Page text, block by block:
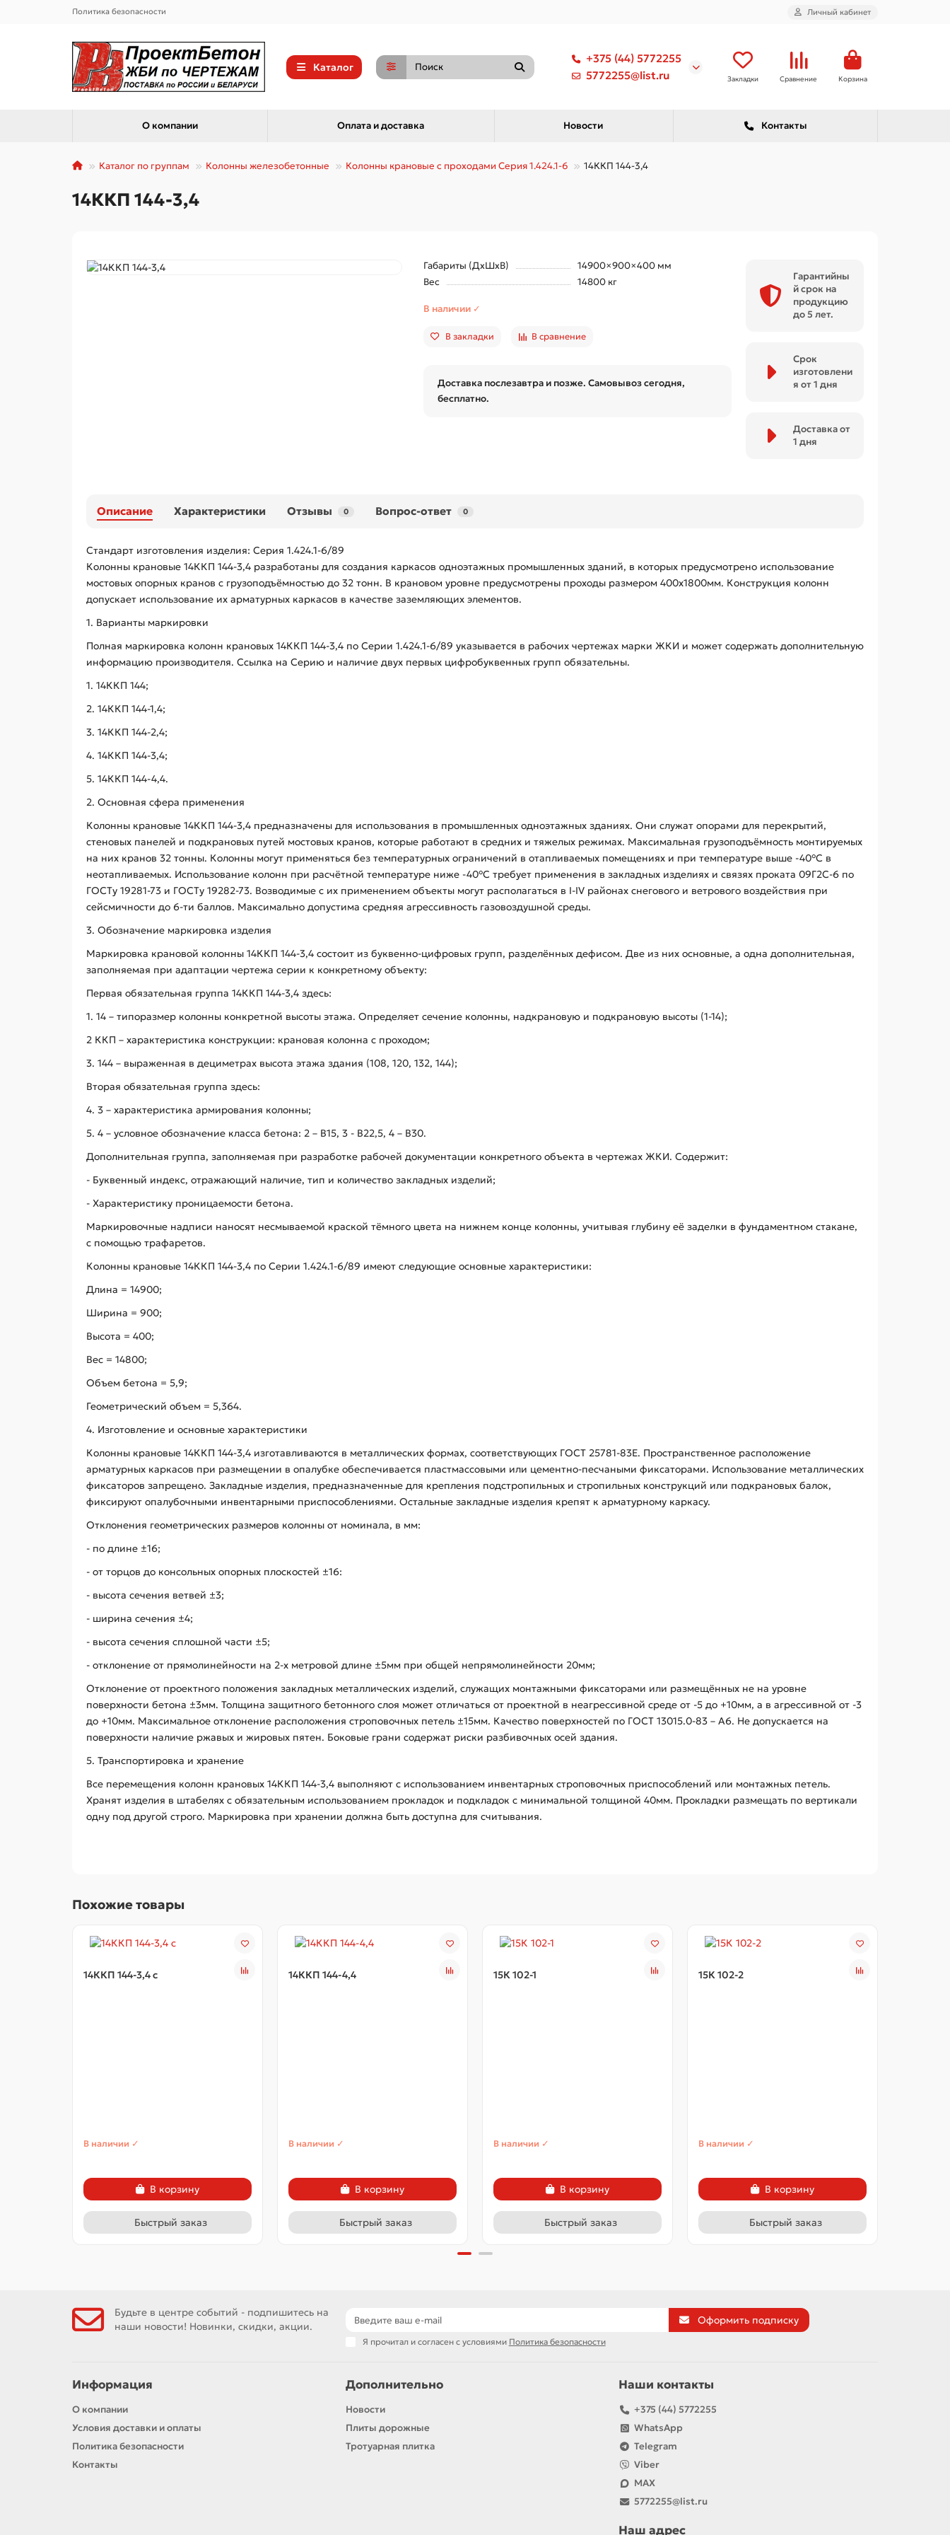
Политика безопасности Личный кабинет
Каталог
+375 (44) 5772255
5772255@list.ru
Закладки Сравнение Корзина
О компании Оплата и доставка Новости Контакты
Каталог по группам Колонны железобетонные Колонны крановые с проходами Серия 1.424.1-6 14ККП 144-3,4
14ККП 144-3,4
Габариты (ДхШхВ)
14900×900×400 мм
Вес
14800 кг
В наличии ✓
В закладки В сравнение
Доставка послезавтра и позже. Самовывоз сегодня,
бесплатно.
Гарантийны
й срок на
продукцию
до 5 лет.
Срок
изготовлени
я от 1 дня
Доставка от
1 дня
Описание Характеристики Отзывы 0 Вопрос-ответ 0
Стандарт изготовления изделия: Серия 1.424.1-6/89
Колонны крановые 14ККП 144-3,4 разработаны для создания каркасов одноэтажных промышленных зданий, в которых предусмотрено использование
мостовых опорных кранов с грузоподъёмностью до 32 тонн. В крановом уровне предусмотрены проходы размером 400х1800мм. Конструкция колонн
допускает использование их арматурных каркасов в качестве заземляющих элементов.
1. Варианты маркировки
Полная маркировка колонн крановых 14ККП 144-3,4 по Серии 1.424.1-6/89 указывается в рабочих чертежах марки ЖКИ и может содержать дополнительную
информацию производителя. Ссылка на Серию и наличие двух первых цифробуквенных групп обязательны.
1. 14ККП 144;
2. 14ККП 144-1,4;
3. 14ККП 144-2,4;
4. 14ККП 144-3,4;
5. 14ККП 144-4,4.
2. Основная сфера применения
Колонны крановые 14ККП 144-3,4 предназначены для использования в промышленных одноэтажных зданиях. Они служат опорами для перекрытий,
стеновых панелей и подкрановых путей мостовых кранов, которые работают в средних и тяжелых режимах. Максимальная грузоподъёмность монтируемых
на них кранов 32 тонны. Колонны могут применяться без температурных ограничений в отапливаемых помещениях и при температуре выше -40°С в
неотапливаемых. Использование колонн при расчётной температуре ниже -40°С требует применения в закладных изделиях и связях проката 09Г2С-6 по
ГОСТу 19281-73 и ГОСТу 19282-73. Возводимые с их применением объекты могут располагаться в I-IV районах снегового и ветрового воздействия при
сейсмичности до 6-ти баллов. Максимально допустима средняя агрессивность газовоздушной среды.
3. Обозначение маркировка изделия
Маркировка крановой колонны 14ККП 144-3,4 состоит из буквенно-цифровых групп, разделённых дефисом. Две из них основные, а одна дополнительная,
заполняемая при адаптации чертежа серии к конкретному объекту:
Первая обязательная группа 14ККП 144-3,4 здесь:
1. 14 – типоразмер колонны конкретной высоты этажа. Определяет сечение колонны, надкрановую и подкрановую высоты (1-14);
2 ККП – характеристика конструкции: крановая колонна с проходом;
3. 144 – выраженная в дециметрах высота этажа здания (108, 120, 132, 144);
Вторая обязательная группа здесь:
4. 3 – характеристика армирования колонны;
5. 4 – условное обозначение класса бетона: 2 – В15, 3 - В22,5, 4 – В30.
Дополнительная группа, заполняемая при разработке рабочей документации конкретного объекта в чертежах ЖКИ. Содержит:
- Буквенный индекс, отражающий наличие, тип и количество закладных изделий;
- Характеристику проницаемости бетона.
Маркировочные надписи наносят несмываемой краской тёмного цвета на нижнем конце колонны, учитывая глубину её заделки в фундаментном стакане,
с помощью трафаретов.
Колонны крановые 14ККП 144-3,4 по Серии 1.424.1-6/89 имеют следующие основные характеристики:
Длина = 14900;
Ширина = 900;
Высота = 400;
Вес = 14800;
Объем бетона = 5,9;
Геометрический объем = 5,364.
4. Изготовление и основные характеристики
Колонны крановые 14ККП 144-3,4 изготавливаются в металлических формах, соответствующих ГОСТ 25781-83Е. Пространственное расположение
арматурных каркасов при размещении в опалубке обеспечивается пластмассовыми или цементно-песчаными фиксаторами. Использование металлических
фиксаторов запрещено. Закладные изделия, предназначенные для крепления подстропильных и стропильных конструкций или подкрановых балок,
фиксируют опалубочными инвентарными приспособлениями. Остальные закладные изделия крепят к арматурному каркасу.
Отклонения геометрических размеров колонны от номинала, в мм:
- по длине ±16;
- от торцов до консольных опорных плоскостей ±16:
- высота сечения ветвей ±3;
- ширина сечения ±4;
- высота сечения сплошной части ±5;
- отклонение от прямолинейности на 2-х метровой длине ±5мм при общей непрямолинейности 20мм;
Отклонение от проектного положения закладных металлических изделий, служащих монтажными фиксаторами или размещённых не на уровне
поверхности бетона ±3мм. Толщина защитного бетонного слоя может отличаться от проектной в неагрессивной среде от -5 до +10мм, а в агрессивной от -3
до +10мм. Максимальное отклонение расположения строповочных петель ±15мм. Качество поверхностей по ГОСТ 13015.0-83 – А6. Не допускается на
поверхности наличие ржавых и жировых пятен. Боковые грани содержат риски разбивочных осей здания.
5. Транспортировка и хранение
Все перемещения колонн крановых 14ККП 144-3,4 выполняют с использованием инвентарных строповочных приспособлений или монтажных петель.
Хранят изделия в штабелях с обязательным использованием прокладок и подкладок с минимальной толщиной 40мм. Прокладки размещать по вертикали
одну под другой строго. Маркировка при хранении должна быть доступна для считывания.
Похожие товары
14ККП 144-3,4 с
В наличии ✓
В корзину
Быстрый заказ
14ККП 144-4,4
В наличии ✓
В корзину
Быстрый заказ
15К 102-1
В наличии ✓
В корзину
Быстрый заказ
15К 102-2
В наличии ✓
В корзину
Быстрый заказ
Будьте в центре событий - подпишитесь на
наши новости! Новинки, скидки, акции.
Оформить подписку
Я прочитал и согласен с условиями Политика безопасности
Информация
О компании
Условия доставки и оплаты
Политика безопасности
Контакты
Дополнительно
Новости
Плиты дорожные
Тротуарная плитка
Наши контакты
+375 (44) 5772255
WhatsApp
Telegram
Viber
MAX
5772255@list.ru
Наш адрес